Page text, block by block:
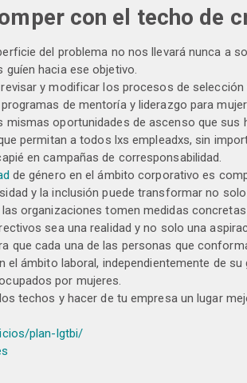
con el techo de
del problema no nos llevará nunca a
guíen hacia ese objetivo.
y modificar los procesos de
de mentoría y liderazgo para
mismas oportunidades de ascenso que
permitan a todos lxs empleadxs, sin
en campañas de corresponsabilidad.
de género en el ámbito corporativo es
y la inclusión puede transformar no
organizaciones tomen medidas
sea una realidad y no solo una
que cada una de las personas que
el ámbito laboral, independientemente de
por mujeres.
techos y hacer de tu empresa un lugar
plan-lgtbi/